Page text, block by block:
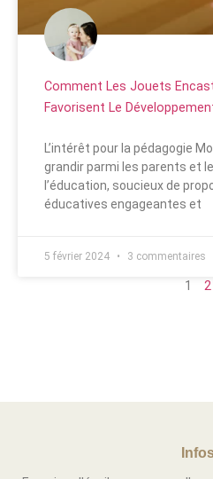
Comment Les Jouets
Favorisent Le
L’intérêt pour la pédagogie
grandir parmi les parents et
l’éducation, soucieux de
éducatives engageantes et
5 février 2024 3 commentaires
1 2